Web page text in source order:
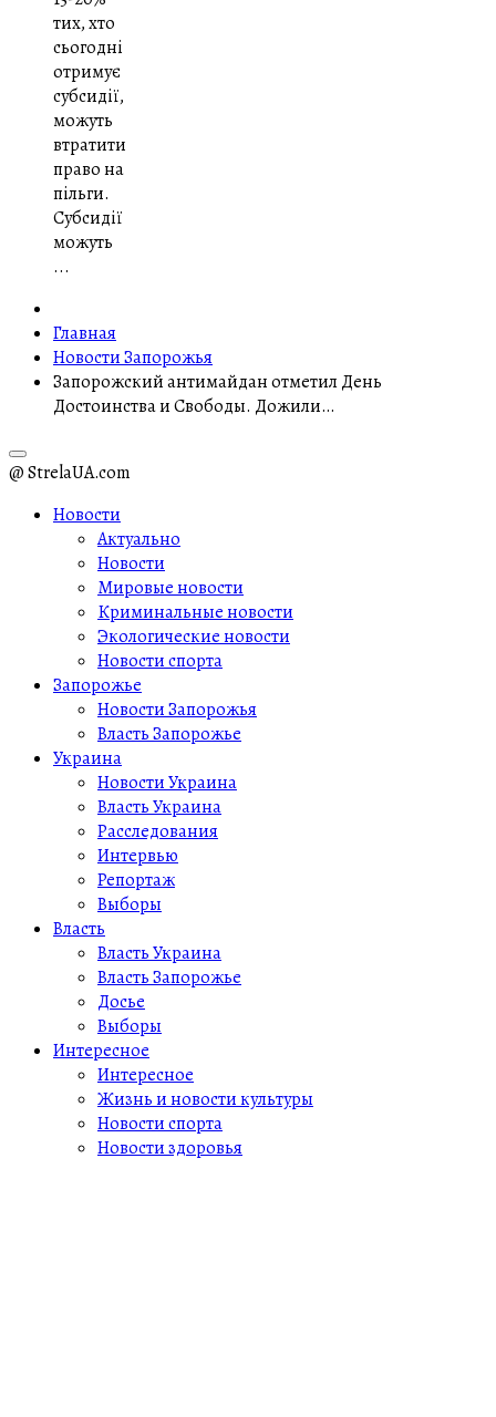
тих, хто
сьогодні
отримує
субсидії,
можуть
втратити
право на
пільги.
Субсидії
можуть
...
Главная
Новости Запорожья
Запорожский антимайдан отметил День
Достоинства и Свободы. Дожили…
@ StrelaUA.com
Новости
Актуально
Новости
Мировые новости
Криминальные новости
Экологические новости
Новости спорта
Запорожье
Новости Запорожья
Власть Запорожье
Украина
Новости Украина
Власть Украина
Расследования
Интервью
Репортаж
Выборы
Власть
Власть Украина
Власть Запорожье
Досье
Выборы
Интересное
Интересное
Жизнь и новости культуры
Новости спорта
Новости здоровья